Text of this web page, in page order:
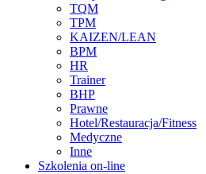
TQM
TPM
KAIZEN/LEAN
BPM
HR
Trainer
BHP
Prawne
Hotel/Restauracja/Fitness
Medyczne
Inne
Szkolenia on-line